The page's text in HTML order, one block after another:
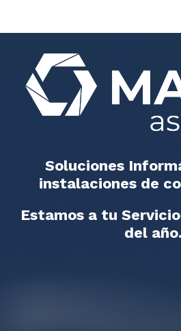
Soluciones
instalaciones de
Estamos a tu
del año.